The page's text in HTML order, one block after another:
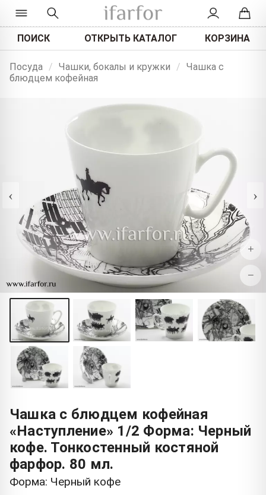
ПОИСК ОТКРЫТЬ КАТАЛОГ КОРЗИНА
Посуда / Чашки, бокалы и кружки / Чашка с
блюдцем кофейная
‹ ›
+
−
Чашка с блюдцем кофейная
«Наступление» 1/2 Форма: Черный
кофе. Тонкостенный костяной
фарфор. 80 мл.
Форма: Черный кофе